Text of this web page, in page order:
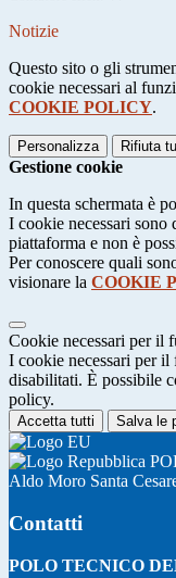
Notizie
Questo sito o gli
cookie necessari al
COOKIE POLICY.
Personalizza Rifiuta
Gestione cookie
In questa schermata è
I cookie necessari
piattaforma e non è
Per conoscere quali
visionare la COOKIE
Cookie necessari per il
I cookie necessari per il
disabilitati. È possibile
policy.
Accetta tutti Salva le
Aldo Moro Santa
Contatti
POLO TECNICO